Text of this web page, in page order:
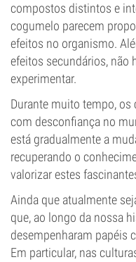
compostos distintos e
cogumelo parecem
efeitos no organismo.
efeitos secundários, não
experimentar.
Durante muito tempo,
com desconfiança no
está gradualmente a
recuperando o
valorizar estes
Ainda que atualmente
que, ao longo da nossa
desempenharam papéis
Em particular, nas